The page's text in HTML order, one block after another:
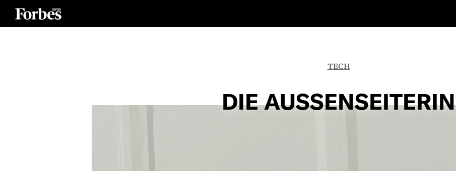
TECH
DIE AUSSENSEITERIN